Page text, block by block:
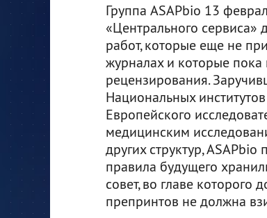
Группа ASAPbio 13
«Центрального сервиса»
работ, которые еще не
журналах и которые
рецензирования.
Национальных
Европейского
медицинским
других структур,
правила будущего
совет, во главе которого
препринтов не должна